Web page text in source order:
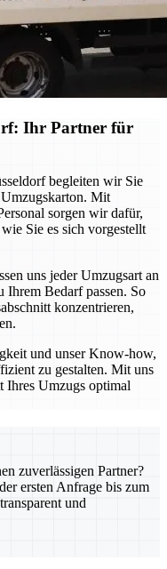
Ihr Partner für
begleiten wir Sie
Mit
sorgen wir dafür,
Sie es sich vorgestellt
uns jeder Umzugsart an
Bedarf passen. So
konzentrieren,
und unser Know-how,
zu gestalten. Mit uns
Ihres Umzugs optimal
zuverlässigen Partner?
ersten Anfrage bis zum
und